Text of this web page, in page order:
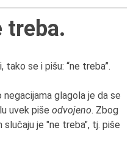
treba.
se i pišu: “ne treba”.
glagola je da se
uvek piše odvojeno. Zbog
je "ne treba", tj. piše